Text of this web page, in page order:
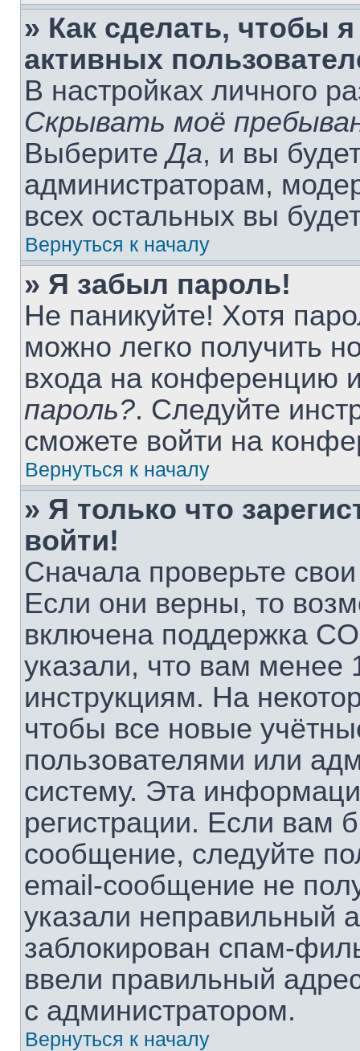
» Как сделать, чтобы
активных
В настройках личного
Скрывать моё
ВыберитеДа, и вы
администраторам,
всех остальных вы
Вернуться к началу
» Я забыл пароль!
Не паникуйте! Хотя
можно легко получить
входа на конференцию
пароль?. Следуйте
сможете войти на
Вернуться к началу
» Я только что
войти!
Сначала проверьте
Если они верны, то
включена поддержка
указали, что вам менее
инструкциям. На
чтобы все новые
пользователями или
систему. Эта
регистрации. Если вам
сообщение, следуйте
email-сообщение не
указали неправильный
заблокирован спам-
ввели правильный
с администратором.
Вернуться к началу